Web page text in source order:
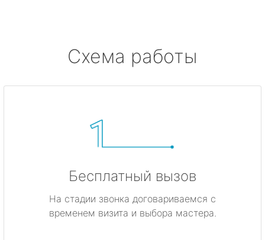
Схема работы
Бесплатный вызов
На стадии звонка договариваемся с
временем визита и выбора мастера.